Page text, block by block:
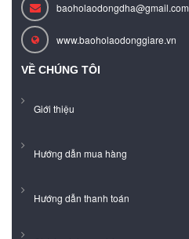
baoholaodongdha@gmail.com
www.baoholaodonggiare.vn
VỀ CHÚNG TÔI
Giới thiệu
Hướng dẫn mua hàng
Hướng dẫn thanh toán